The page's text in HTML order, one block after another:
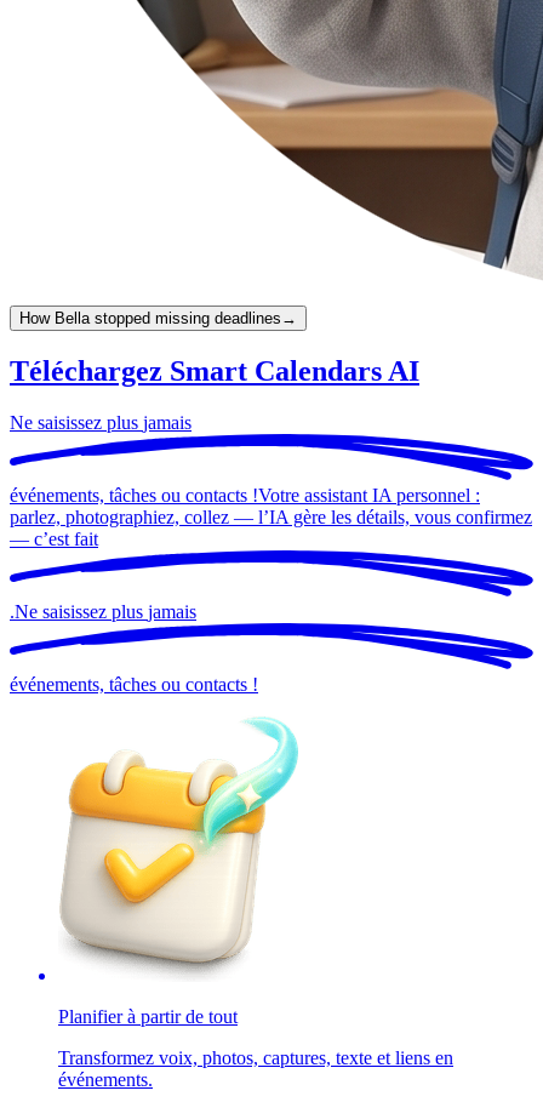
How Bella stopped missing deadlines →
Téléchargez Smart Calendars AI
Ne saisissez plus jamais
événements, tâches ou contacts !Votre assistant IA personnel :
parlez, photographiez, collez — l’IA gère les détails, vous confirmez
— c’est fait
.Ne saisissez plus jamais
événements, tâches ou contacts !
Planifier à partir de tout
Transformez voix, photos, captures, texte et liens en
événements.